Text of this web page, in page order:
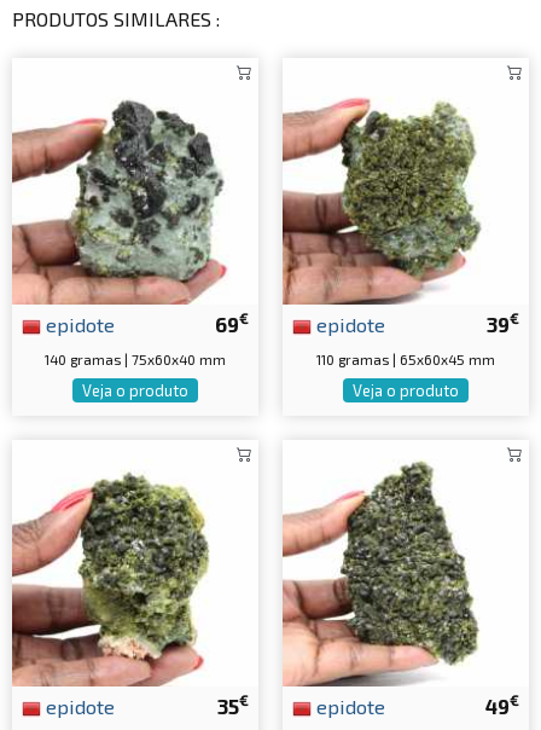
PRODUTOS SIMILARES :
69€
epidote
140 gramas | 75x60x40 mm
Veja o produto
39€
epidote
110 gramas | 65x60x45 mm
Veja o produto
35€
epidote 49€
epidote